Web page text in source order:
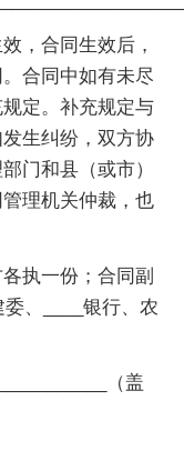
，合同生效后，
合同中如有未尽
定。补充规定与
生纠纷，双方协
门和县（或市）
理机关仲裁，也
执一份；合同副
、____银行、农
（盖